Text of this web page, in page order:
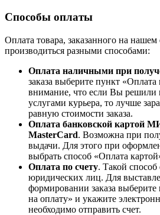
Способы оплаты
Оплата товара, заказанного на
производиться разными способами:
Оплата наличными при
заказа выберите пункт
внимание, что если Вы решили
услугами курьера, то лучше
равную стоимости заказа.
Оплата банковской картой
MasterCard. Возможна при
выдачи. Для этого при
выбрать способ «Оплата
Оплата по счету. Такой способ
юридических лиц. Для
формировании заказа
на оплату» и укажите
необходимо отправить счет.